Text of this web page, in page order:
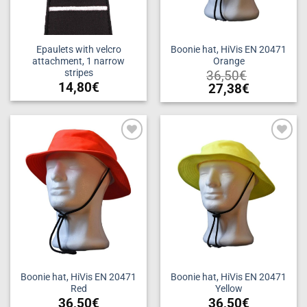
Epaulets with velcro
attachment, 1 narrow
stripes
14,80€
Boonie hat, HiVis EN 20471
Orange
36,50€
27,38€
This
product
multiple
variants.
The
options
may
be
chosen
on
product
page
Add to
wishlist
Boonie hat, HiVis EN 20471
Red
36,50€
Boonie hat, HiVis EN 20471
Yellow
36,50€